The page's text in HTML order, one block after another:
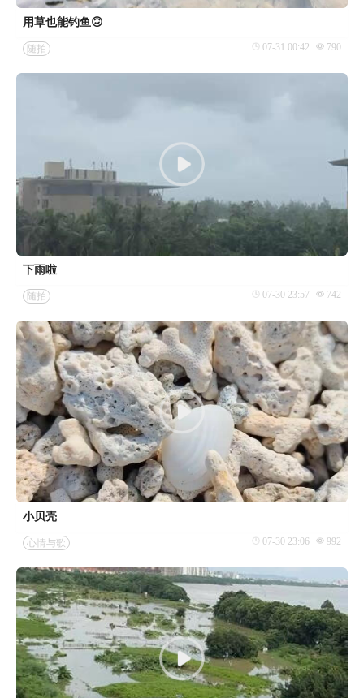
用草也能钓鱼🙃
随拍 07-31 00:42 790
下雨啦
随拍 07-30 23:57 742
小贝壳
心情与歌 07-30 23:06 992